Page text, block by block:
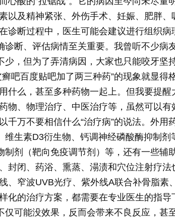
以及精神紧张、外伤手术、妊娠、肥胖、
诊断过程中，医生可能会建议进行组织病
断、评估病情至关重要。我曾听不少病
少，但为了弄清病因，大家也只能咬牙坚
吧百度贴吧加了两三种药”的现象就显得
什么，甚至多种药物一起上。但我要提醒
物、物理治疗、中医治疗等，虽然可以有
千万不要相信什么“治疗病”的说法。外用
生素D3衍生物、钙调神经磷酸酶抑制剂
剂（靶向免疫调节剂）等，还有一些辅
封闭、药浴、熏蒸、溻渍和穴位注射疗法
、窄波UVB光疗、紫外线A联合补骨脂素
化的治疗方案，都需要在专业医生的指导
仅可能没效果，反而会带来不良反应，甚